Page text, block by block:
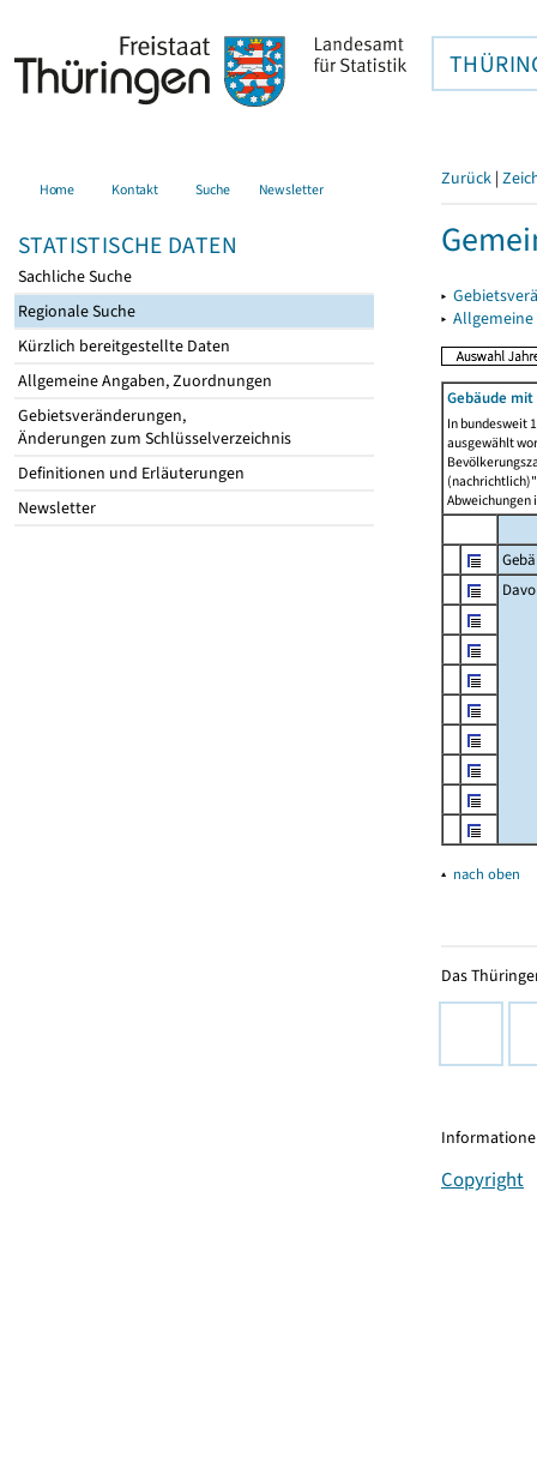
Home Kontakt Suche Newsletter
STATISTISCHE DATEN
Sachliche Suche
Regionale Suche
Kürzlich bereitgestellte Daten
Allgemeine Angaben, Zuordnungen
Gebietsveränderungen,
Änderungen zum Schlüsselverzeichnis
Definitionen und Erläuterungen
Newsletter
Zurück |
▸
▸
Gebäude
In bundesweit
ausgewählt
Abweichungen
▴ nach oben
Das
Copyright